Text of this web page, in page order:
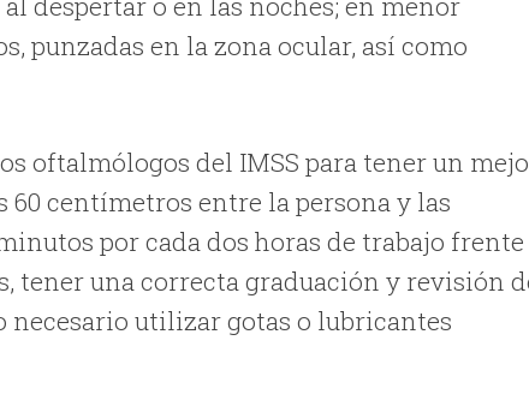
punzadas en la zona ocular, así como
oftalmólogos del IMSS para tener un
centímetros entre la persona y las
por cada dos horas de trabajo frente
tener una correcta graduación y revisión
necesario utilizar gotas o lubricantes